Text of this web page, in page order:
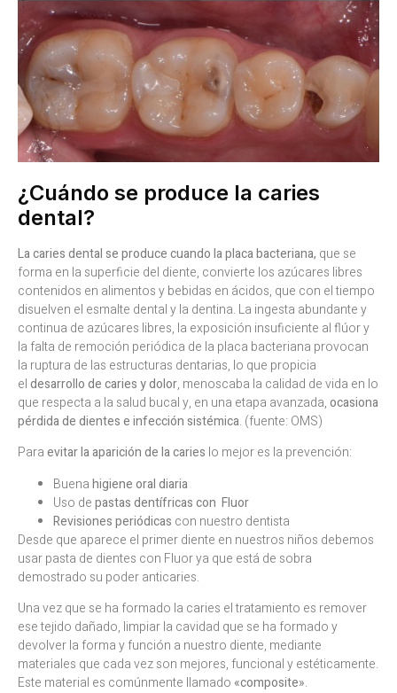
¿Cuándo se produce la caries
dental?
La caries dental se produce cuando la placa bacteriana, que se
forma en la superficie del diente, convierte los azúcares libres
contenidos en alimentos y bebidas en ácidos, que con el tiempo
disuelven el esmalte dental y la dentina. La ingesta abundante y
continua de azúcares libres, la exposición insuficiente al flúor y
la falta de remoción periódica de la placa bacteriana provocan
la ruptura de las estructuras dentarias, lo que propicia
eldesarrollo de caries y dolor, menoscaba la calidad de vida en lo
que respecta a la salud bucal y, en una etapa avanzada,ocasiona
pérdida de dientes e infección sistémica. (fuente: OMS)
Paraevitar la aparición de la caries lo mejor es la prevención:
Buenahigiene oral diaria
Uso depastas dentífricas con Fluor
Revisiones periódicas con nuestro dentista
Desde que aparece el primer diente en nuestros niños debemos
usar pasta de dientes con Fluor ya que está de sobra
demostrado su poder anticaries.
Una vez que se ha formado la caries el tratamiento es remover
ese tejido dañado, limpiar la cavidad que se ha formado y
devolver la forma y función a nuestro diente, mediante
materiales que cada vez son mejores, funcional y estéticamente.
Este material es comúnmente llamado «composite».